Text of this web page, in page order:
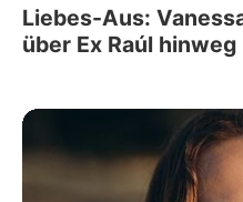
Liebes-Aus:
über Ex Raúl hinweg